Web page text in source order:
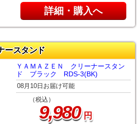
詳細・購入へ
ースタンド
ＹＡＭＡＺＥＮ クリーナースタン
ド ブラック RDS-3(BK)
08月10日お届け可能
（税込）
9,980円